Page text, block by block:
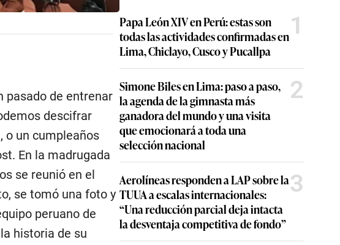
pasado de entrenar
descifrar
o un cumpleaños
En la madrugada
se reunió en el
se tomó una foto y
peruano de
historia de su
Papa León XIV en Perú: estas son
todas las actividades confirmadas en
Lima, Chiclayo, Cusco y Pucallpa
1
Simone Biles en Lima: paso a paso,
la agenda de la gimnasta más
ganadora del mundo y una visita
que emocionará a toda una
selección nacional
2
Aerolíneas responden a LAP sobre la
TUUA a escalas internacionales:
“Una reducción parcial deja intacta
la desventaja competitiva de fondo”
3